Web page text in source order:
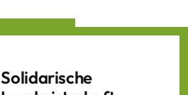
Solidarische